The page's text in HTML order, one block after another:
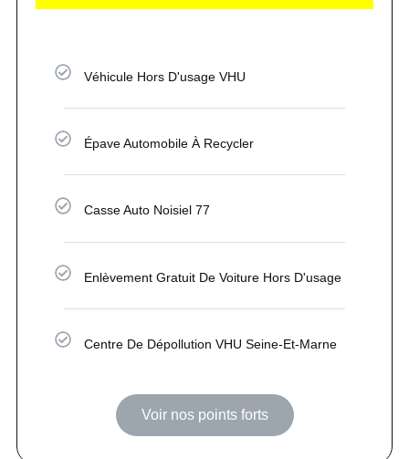
Véhicule Hors D'usage VHU
Épave Automobile À Recycler
Casse Auto Noisiel 77
Enlèvement Gratuit De Voiture Hors D'usage
Centre De Dépollution VHU Seine-Et-Marne
Voir nos points forts